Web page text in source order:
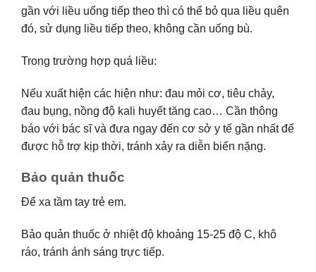
gần với liều uống tiếp theo thì có thể bỏ qua liều quên
đó, sử dụng liều tiếp theo, không cần uống bù.
Trong trường hợp quá liều:
Nếu xuất hiện các hiện như: đau mỏi cơ, tiêu chảy,
đau bụng, nồng độ kali huyết tăng cao… Cần thông
báo với bác sĩ và đưa ngay đến cơ sở y tế gần nhất để
được hỗ trợ kịp thời, tránh xảy ra diễn biến nặng.
Bảo quản thuốc
Để xa tầm tay trẻ em.
Bảo quản thuốc ở nhiệt độ khoảng 15-25 độ C, khô
ráo, tránh ánh sáng trực tiếp.